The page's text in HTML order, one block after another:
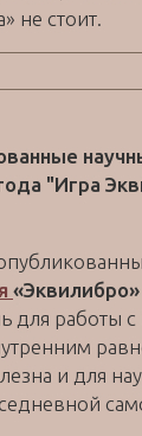
не стоит.
"Игра
«Эквилибро»
для работы
и для